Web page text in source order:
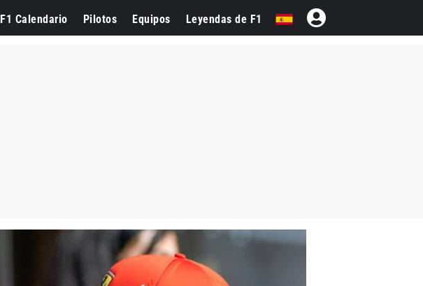
F1 Calendario Pilotos Equipos Leyendas de F1